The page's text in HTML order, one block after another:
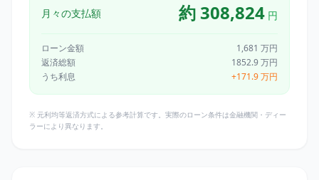
月々の支払額 約 308,824 円
ローン金額 1,681 万円
返済総額
1852.9万円
うち利息
+171.9万円
※ 元利均等返済方式による参考計算です。実際のローン条件は金融機関・ディー
ラーにより異なります。